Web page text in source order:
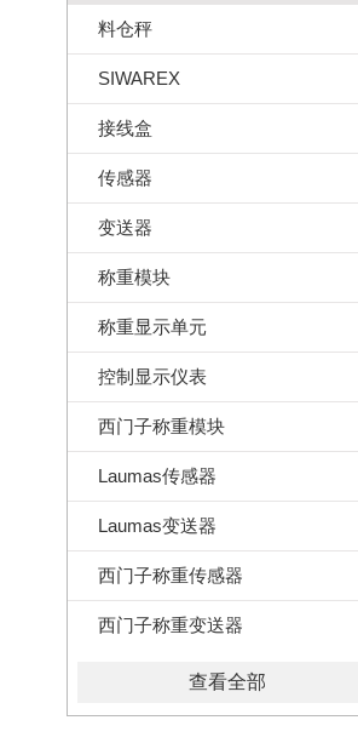
料仓秤
SIWAREX
接线盒
传感器
变送器
称重模块
称重显示单元
控制显示仪表
西门子称重模块
Laumas传感器
Laumas变送器
西门子称重传感器
西门子称重变送器
查看全部